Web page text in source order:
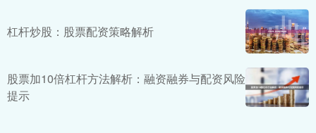
杠杆炒股：股票配资策略解析
股票加10倍杠杆方法解析：融资融券与配资风险
提示